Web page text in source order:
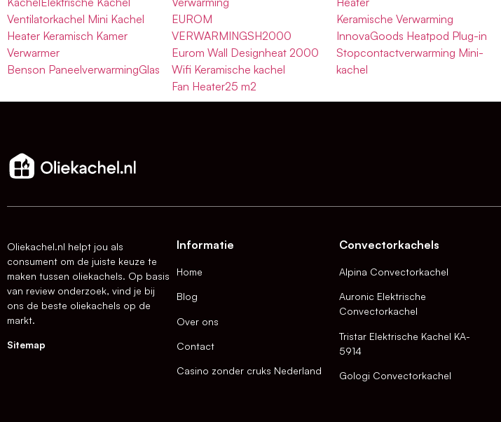
Ventilatorkachel Mini Kachel
Heater Keramisch Kamer
Verwarmer
Benson PaneelverwarmingGlas
EUROM
VERWARMINGSH2000
Eurom Wall Designheat 2000
Wifi Keramische kachel
Fan Heater25 m2
Keramische Verwarming
InnovaGoods Heatpod Plug-in
Stopcontactverwarming Mini-
kachel
Oliekachel.nl helpt jou als
consument om de juiste keuze te
maken tussen oliekachels. Op basis
van review onderzoek, vind je bij
ons de beste oliekachels op de
markt.
Sitemap
Informatie
Home
Blog
Over ons
Contact
Casino zonder cruks Nederland
Convectorkachels
Alpina Convectorkachel
Auronic Elektrische
Convectorkachel
Tristar Elektrische Kachel KA-
5914
Gologi Convectorkachel